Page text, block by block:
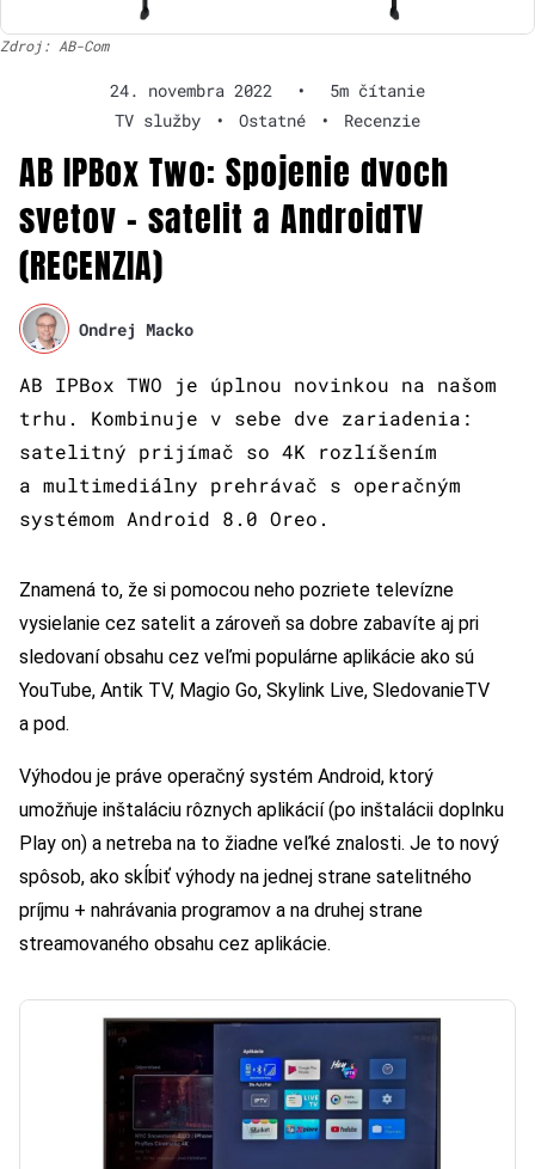
Zdroj: AB-Com
24. novembra 2022 •
5m čítanie
TV služby
• Ostatné • Recenzie
AB IPBox Two: Spojenie dvoch
svetov – satelit a AndroidTV
(RECENZIA)
Ondrej Macko
AB IPBox TWO je úplnou novinkou na našom
trhu. Kombinuje v sebe dve zariadenia:
satelitný prijímač so 4K rozlíšením
a multimediálny prehrávač s operačným
systémom Android 8.0 Oreo.
Znamená to, že si pomocou neho pozriete televízne
vysielanie cez satelit a zároveň sa dobre zabavíte aj pri
sledovaní obsahu cez veľmi populárne aplikácie ako sú
YouTube, Antik TV, Magio Go, Skylink Live, SledovanieTV
a pod.
Výhodou je práve operačný systém Android, ktorý
umožňuje inštaláciu rôznych aplikácií (po inštalácii doplnku
Play on) a netreba na to žiadne veľké znalosti. Je to nový
spôsob, ako skĺbiť výhody na jednej strane satelitného
príjmu + nahrávania programov a na druhej strane
streamovaného obsahu cez aplikácie.